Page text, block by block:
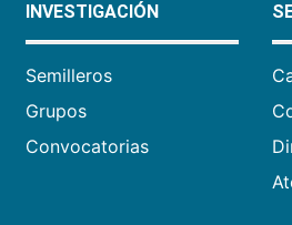
INVESTIGACIÓN
Semilleros
Grupos
Convocatorias